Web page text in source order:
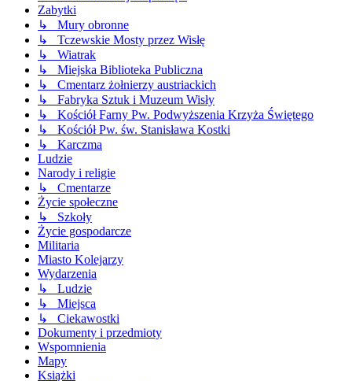
Zabytki
↳ Mury obronne
↳ Tczewskie Mosty przez Wisłę
↳ Wiatrak
↳ Miejska Biblioteka Publiczna
↳ Cmentarz żołnierzy austriackich
↳ Fabryka Sztuk i Muzeum Wisły
↳ Kościół Farny Pw. Podwyższenia Krzyża Świętego
↳ Kościół Pw. św. Stanisława Kostki
↳ Karczma
Ludzie
Narody i religie
↳ Cmentarze
Życie społeczne
↳ Szkoły
Życie gospodarcze
Militaria
Miasto Kolejarzy
Wydarzenia
↳ Ludzie
↳ Miejsca
↳ Ciekawostki
Dokumenty i przedmioty
Wspomnienia
Mapy
Książki